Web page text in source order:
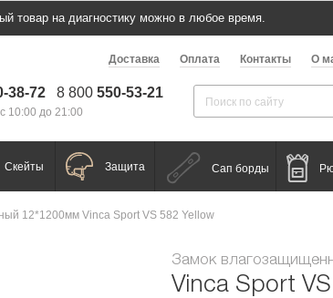
товар на диагностику можно в любое время.
Доставка Оплата Контакты О
38-72 8 800 550-53-21
10:00 до 21:00
Скейты Защита Сап борды
12*1200мм Vinca Sport VS 582 Yellow
Замок
Vinca Sport